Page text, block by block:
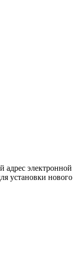
адрес электронной
установки нового